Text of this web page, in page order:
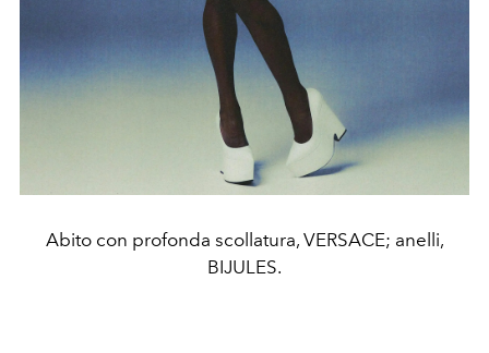
Abito con profonda scollatura, VERSACE; anelli,
BIJULES.